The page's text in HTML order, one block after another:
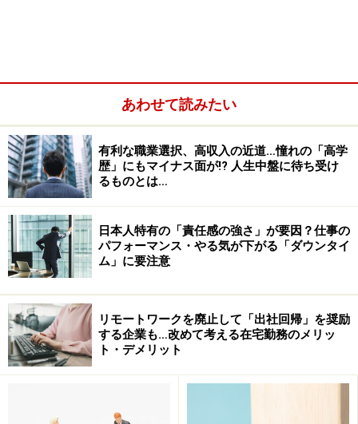
のか
ースの多くは、実際は大企業の中でも業界のトップ企業
に相当する人気企業の話が中心である。恩恵を受ける対
象は限られているのだ。この傾向が他の中小企業に派生
していくのか、もしくは世の中の新卒採用自体が拡大す
るのか、その点は未知数であり、世界基準に照らして考
えれば今後新卒採用が減っていってもおかしくはない。
そんな中、考えるべきは“日本型雇用の現実”である。こ
れまで多くの企業で年功序列や終身雇用を前提にした給
与制度や評価制度が導入されてきたが、人材の流動化は
進んでいる。若者世代を中心に短期間に新卒で就職した
会社を辞めて、転職社会で生きていく選択をしている。
転職することを前提に新卒で入る会社を選んでいる若者
あわせて読みたい
有利な職業選択、高収入の近道…憧れの「高学
歴」にもマイナス面が!? 人生中盤に待ち受け
るものとは…
日本人特有の「責任感の強さ」が要因？仕事の
パフォーマンス・やる気が下がる「ダウンタイ
ム」に要注意
リモートワークを廃止して「出社回帰」を奨励
する企業も…改めて考える在宅勤務のメリッ
ト・デメリット